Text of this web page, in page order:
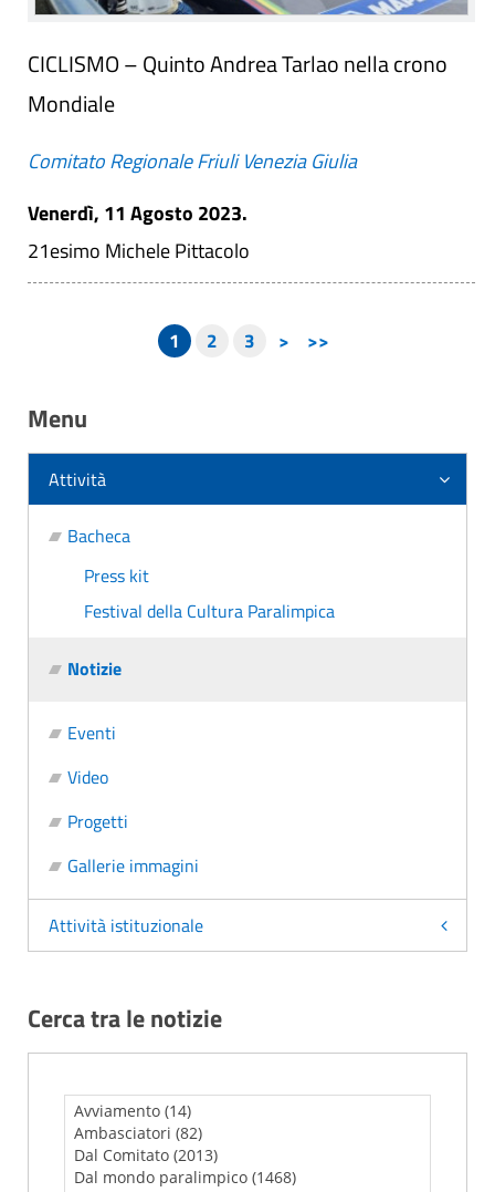
CICLISMO – Quinto Andrea Tarlao nella crono
Mondiale
Comitato Regionale Friuli Venezia Giulia
Venerdì, 11 Agosto 2023.
21esimo Michele Pittacolo
1 2 3 > >>
Menu
Attività
Bacheca
Press kit
Festival della Cultura Paralimpica
Notizie
Eventi
Video
Progetti
Gallerie immagini
Attività istituzionale
Cerca tra le notizie